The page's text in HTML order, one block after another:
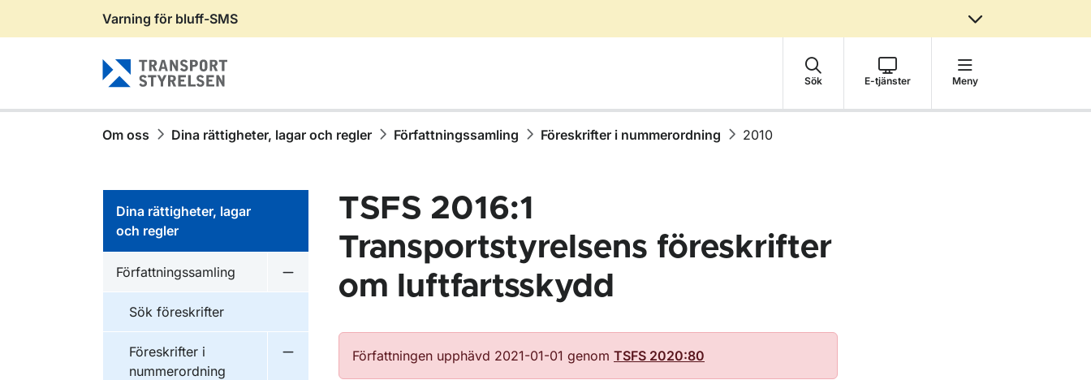
Gå till sidans innehåll
Varning för bluff-SMS
Sök E-tjänster Meny
Om oss Dina rättigheter, lagar och regler Författningssamling Föreskrifter i nummerordning 2010
Dina rättigheter, lagar
och regler
Författningssamling
Undermeny för Författningssamling
Sök föreskrifter
Föreskrifter i
nummerordning
Undermeny för Föreskrifter i nummerordning
TSFS 2016:1
Transportstyrelsens föreskrifter
om luftfartsskydd
Författningen upphävd 2021-01-01 genom TSFS 2020:80